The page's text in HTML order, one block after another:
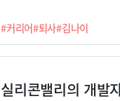
#커리어#퇴사#김나이
실리콘밸리의 개발